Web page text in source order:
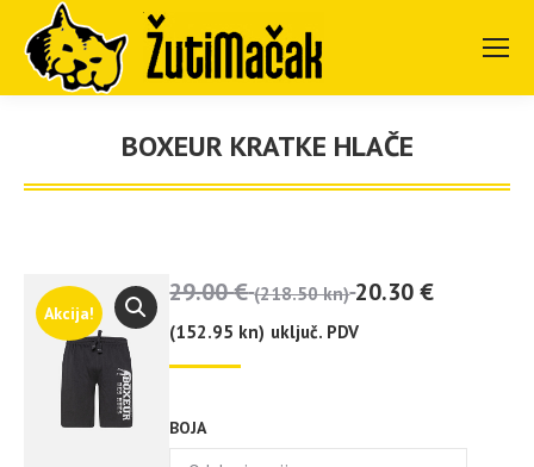
BOXEUR KRATKE HLAČE
You are here:
Akcija!
29.00€ (218.50 kn) 20.30€
(152.95 kn) uključ. PDV
BOJA